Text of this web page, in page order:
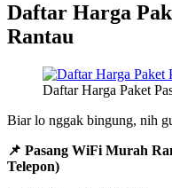
Daftar Harga
Rantau
Daftar Harga Paket
Biar lo nggak bingung, nih
📌 Pasang WiFi Murah
Telepon)